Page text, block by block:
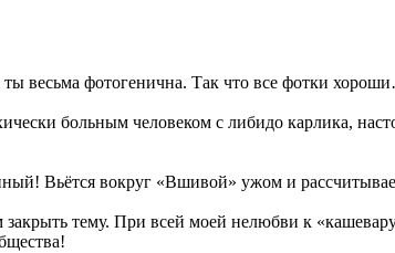
весьма фотогенична. Так что все фотки
больным человеком с либидо карлика,
Вьётся вокруг «Вшивой» ужом и
тему. При всей моей нелюбви к